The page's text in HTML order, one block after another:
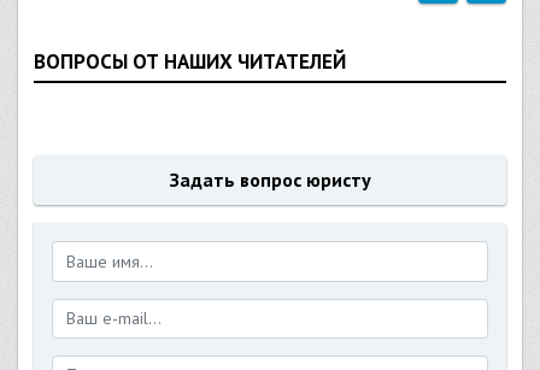
ВОПРОСЫ ОТ НАШИХ ЧИТАТЕЛЕЙ
Задать вопрос юристу